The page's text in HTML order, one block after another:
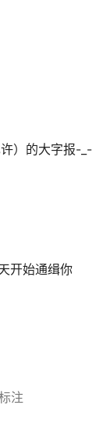
）的大字报-_-
开始通缉你
注